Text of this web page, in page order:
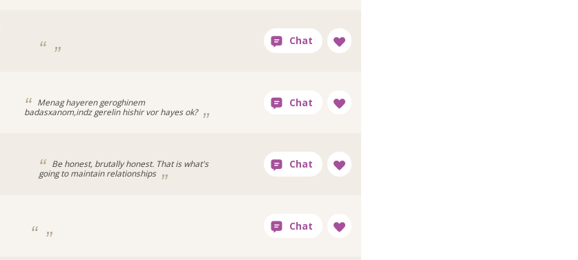
Menag hayeren geroghinem
badasxanom,indz gerelin hishir vor hayes ok?
Be honest, brutally honest. That is what's
going to maintain relationships